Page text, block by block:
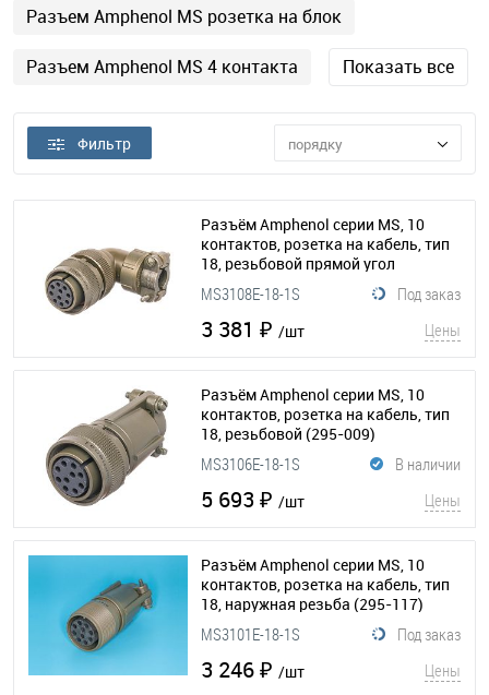
Разъем Amphenol MS розетка на блок
Разъем Amphenol MS 4 контакта Показать все
Фильтр порядку
Разъём Amphenol серии MS, 10
контактов, розетка на кабель, тип
18, резьбовой прямой угол
(295-127)
Под заказ
MS3108E-18-1S
3 381 ₽ /шт Цены
Разъём Amphenol серии MS, 10
контактов, розетка на кабель, тип
18, резьбовой (295-009)
В наличии
MS3106E-18-1S
5 693 ₽ /шт Цены
Разъём Amphenol серии MS, 10
контактов, розетка на кабель, тип
18, наружная резьба (295-117)
Под заказ
MS3101E-18-1S
3 246 ₽ /шт Цены